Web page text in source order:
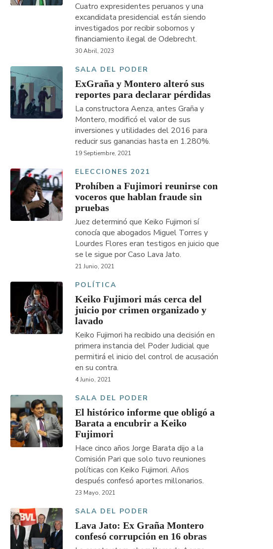
Cuatro expresidentes peruanos y una
excandidata presidencial están siendo
investigados por recibir sobornos y
financiamiento ilegal de Odebrecht.
30 Abril, 2023
SALA DEL PODER
ExGraña y Montero alteró sus
reportes para declarar pérdidas
La constructora Aenza, antes Graña y
Montero, modificó el valor de sus
inversiones y utilidades del 2016 para
reducir sus ganancias hasta en 1.280%.
19 Septiembre, 2021
ELECCIONES 2021
Prohíben a Fujimori reunirse con
voceros que hablan fraude sin
pruebas
Juez determinó que Keiko Fujimori sí
conocía que abogados Miguel Torres y
Lourdes Flores eran testigos en juicio que
se le sigue por Caso Lava Jato.
21 Junio, 2021
POLÍTICA
Keiko Fujimori más cerca del
juicio por crimen organizado y
lavado
Keiko Fujimori ha recibido una decisión en
primera instancia del Poder Judicial que
permitirá el inicio del control de acusación
en su contra.
4 Junio, 2021
SALA DEL PODER
El histórico informe que obligó a
Barata a encubrir a Keiko
Fujimori
Hace cinco años Jorge Barata dijo a la
Comisión Pari que solo tuvo reuniones
políticas con Keiko Fujimori. Años
después confesó aportes millonarios.
23 Mayo, 2021
SALA DEL PODER
Lava Jato: Ex Graña Montero
confesó corrupción en 16 obras